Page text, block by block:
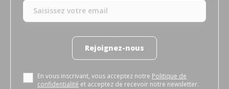
Rejoignez-nous
En vous inscrivant, vous acceptez notre Politique de
confidentialité et acceptez de recevoir notre newsletter.